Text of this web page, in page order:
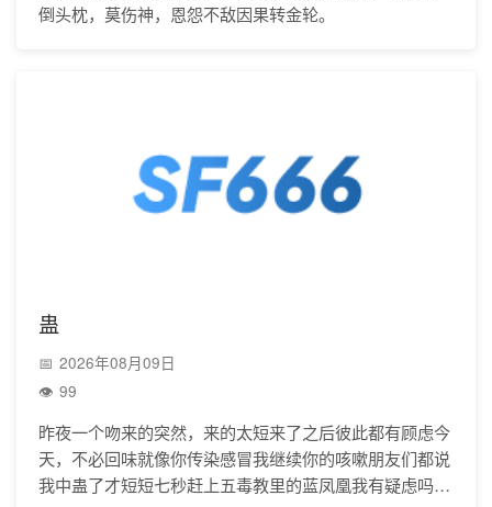
倒头枕，莫伤神，恩怨不敌因果转金轮。
蛊
2026年08月09日
99
昨夜一个吻来的突然，来的太短来了之后彼此都有顾虑今
天，不必回味就像你传染感冒我继续你的咳嗽朋友们都说
我中蛊了才短短七秒赶上五毒教里的蓝凤凰我有疑虑吗，